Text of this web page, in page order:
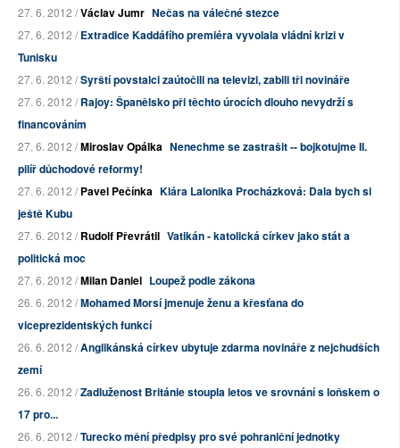
27. 6. 2012 /Václav Jumr Nečas na válečné stezce
27. 6. 2012 /Extradice Kaddáfího premiéra vyvolala vládní krizi v
Tunisku
27. 6. 2012 /Syrští povstalci zaútočili na televizi, zabili tři novináře
27. 6. 2012 /Rajoy: Španělsko při těchto úrocích dlouho nevydrží s
financováním
27. 6. 2012 /Miroslav Opálka Nenechme se zastrašit -- bojkotujme II.
pilíř důchodové reformy!
27. 6. 2012 /Pavel Pečínka Klára Lalonika Procházková: Dala bych si
ještě Kubu
27. 6. 2012 /Rudolf Převrátil Vatikán - katolická církev jako stát a
politická moc
27. 6. 2012 /Milan Daniel Loupež podle zákona
26. 6. 2012 /Mohamed Morsí jmenuje ženu a křesťana do
viceprezidentských funkcí
26. 6. 2012 /Anglikánská církev ubytuje zdarma novináře z nejchudších
zemí
26. 6. 2012 /Zadluženost Británie stoupla letos ve srovnání s loňskem o
17 pro...
26. 6. 2012 /Turecko mění předpisy pro své pohraniční jednotky